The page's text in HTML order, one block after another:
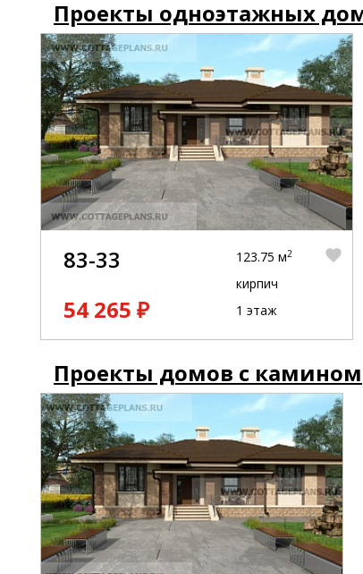
Проекты одноэтажных
83-33
54 265 ₽
123.75 м2
кирпич
1 этаж
Проекты домов с камином